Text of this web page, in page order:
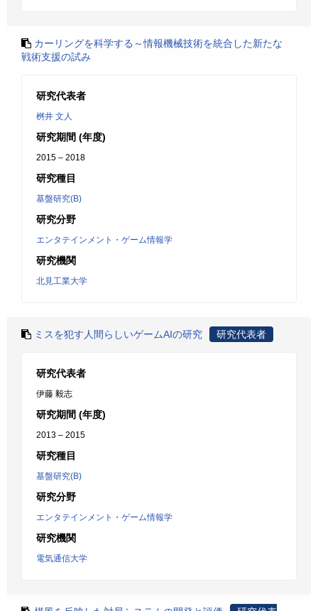
カーリングを科学する～情報機械技術を統合した新たな
戦術支援の試み
研究代表者
桝井 文人
研究期間 (年度)
2015 – 2018
研究種目
基盤研究(B)
研究分野
エンタテインメント・ゲーム情報学
研究機関
北見工業大学
ミスを犯す人間らしいゲームAIの研究 研究代表者
研究代表者
伊藤 毅志
研究期間 (年度)
2013 – 2015
研究種目
基盤研究(B)
研究分野
エンタテインメント・ゲーム情報学
研究機関
電気通信大学